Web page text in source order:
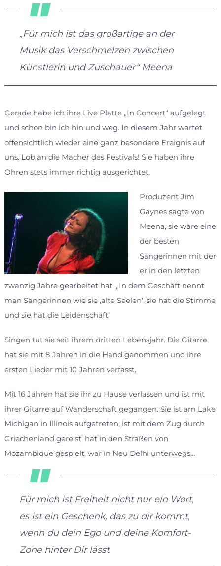
„Für mich ist das großartige an der
Musik das Verschmelzen zwischen
Künstlerin und Zuschauer“ Meena
Gerade habe ich ihre Live Platte „In Concert“ aufgelegt
und schon bin ich hin und weg. In diesem Jahr wartet
offensichtlich wieder eine ganz besondere Ereignis auf
uns. Lob an die Macher des Festivals! Sie haben ihre
Ohren stets immer richtig ausgerichtet.
Produzent Jim
Gaynes sagte von
Meena, sie wäre eine
der besten
Sängerinnen mit der
er in den letzten
zwanzig Jahre gearbeitet hat. „In dem Geschäft nennt
man Sängerinnen wie sie ‚alte Seelen‘. sie hat die Stimme
und sie hat die Leidenschaft“
Singen tut sie seit ihrem dritten Lebensjahr. Die Gitarre
hat sie mit 8 Jahren in die Hand genommen und ihre
ersten Lieder mit 10 Jahren verfasst.
Mit 16 Jahren hat sie ihr zu Hause verlassen und ist mit
ihrer Gitarre auf Wanderschaft gegangen. Sie ist am Lake
Michigan in Illinois aufgetreten, ist mit dem Zug durch
Griechenland gereist, hat in den Straßen von
Mozambique gespielt, war in Neu Delhi unterwegs…
Für mich ist Freiheit nicht nur ein Wort,
es ist ein Geschenk, das zu dir kommt,
wenn du dein Ego und deine Komfort-
Zone hinter Dir lässt